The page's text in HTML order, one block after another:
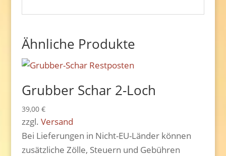
Ähnliche Produkte
Grubber Schar 2-Loch
39,00 €
zzgl. Versand
Bei Lieferungen in Nicht-EU-Länder können
zusätzliche Zölle, Steuern und Gebühren